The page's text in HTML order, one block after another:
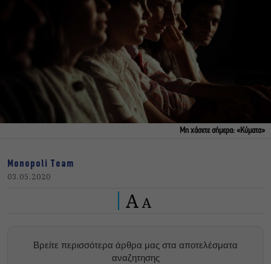
Μη χάσετε σήμερα: «Κύματα»
Monopoli Team
03.05.2020
A A
Βρείτε περισσότερα άρθρα μας στα αποτελέσματα
αναζητησης